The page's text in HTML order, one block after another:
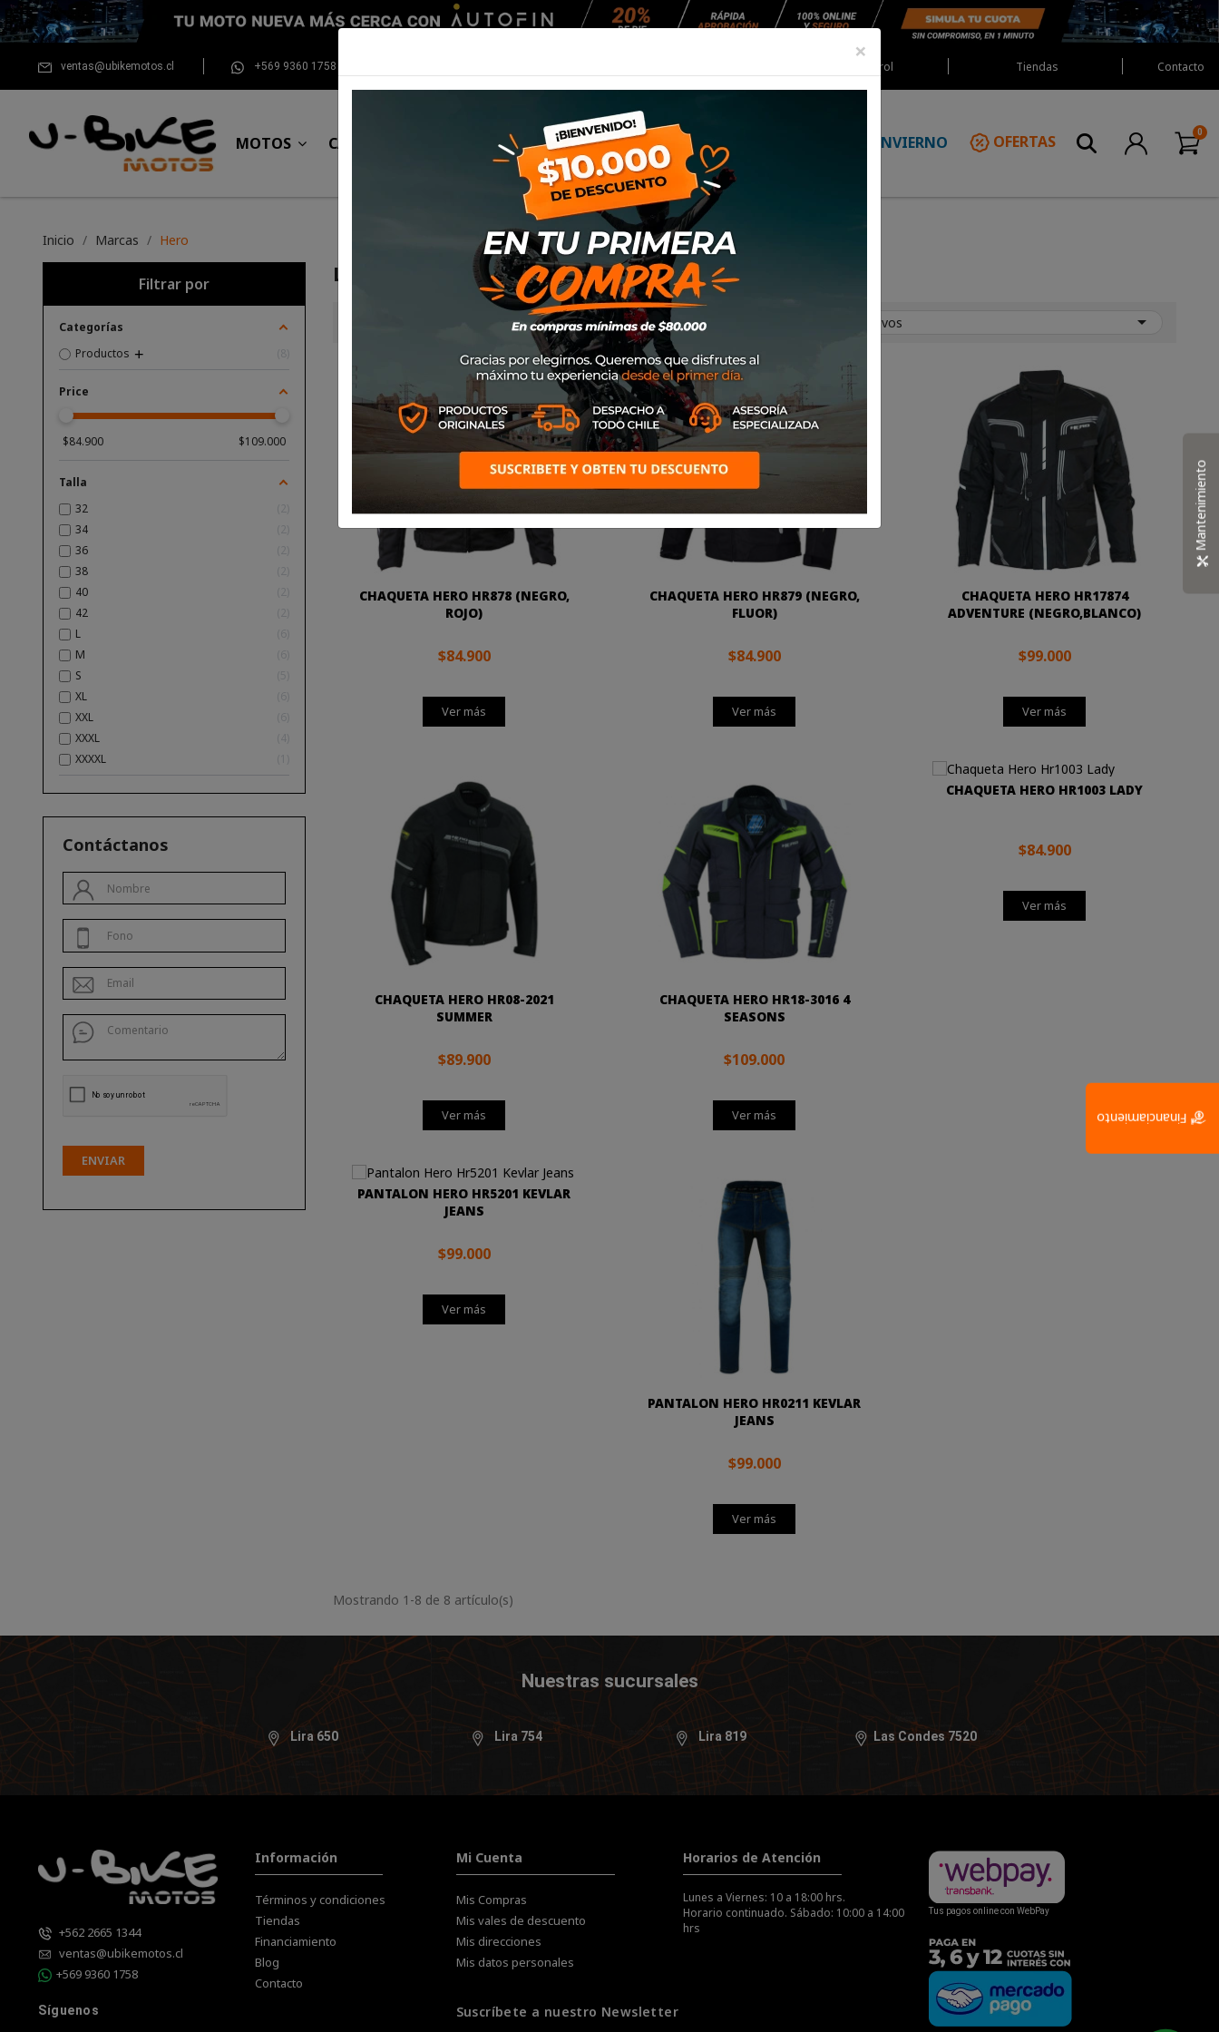
ventas@ubikemotos.cl +569 9360 1758 Red Castrol Tiendas Contacto
MOTOS CASCOS EQUIPAMIENTO NEUMÁTICOS MANTENCIÓN INVIERNO OFERTAS
Inicio Marcas Hero
Filtrar por
Categorías
Productos
Price
$84.900 $109.000
Talla
32
34
36
38
40
42
L
M
S
XL
XXL
XXXL
XXXXL
Contáctanos
ENVIAR
Listado de productos por marca Hero
Más nuevos 
CHAQUETA HERO HR878 (NEGRO,
ROJO)
$84.900
Ver más
CHAQUETA HERO HR879 (NEGRO,
FLUOR)
$84.900
Ver más
CHAQUETA HERO HR17874
ADVENTURE (NEGRO,BLANCO)
$99.000
Ver más
CHAQUETA HERO HR08-2021
SUMMER
$89.900
Ver más
CHAQUETA HERO HR18-3016 4
SEASONS
$109.000
Ver más
CHAQUETA HERO HR1003 LADY
$84.900
Ver más
PANTALON HERO HR5201 KEVLAR
JEANS
$99.000
Ver más
PANTALON HERO HR0211 KEVLAR
JEANS
$99.000
Ver más
Mostrando 1-8 de 8 artículo(s)
Nuestras sucursales
Lira 650 Lira 754 Lira 819 Las Condes 7520
+562 2665 1344
ventas@ubikemotos.cl
+569 9360 1758
Síguenos
Información
Términos y condiciones
Tiendas
Financiamiento
Blog
Contacto
Mi Cuenta
Mis Compras
Mis vales de descuento
Mis direcciones
Mis datos personales
Horarios de Atención
Lunes a Viernes: 10 a 18:00 hrs.
Horario continuado. Sábado: 10:00 a 14:00
hrs
Suscríbete a nuestro Newsletter
Tus pagos online con WebPay
×
Mantenimiento
Financiamiento